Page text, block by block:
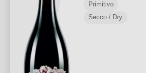
Primitivo
Secco / Dry